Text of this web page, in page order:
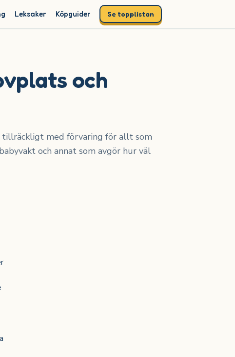
Leksaker Köpguider Se topplistan
och
tillräckligt med förvaring för allt som
och annat som avgör hur väl